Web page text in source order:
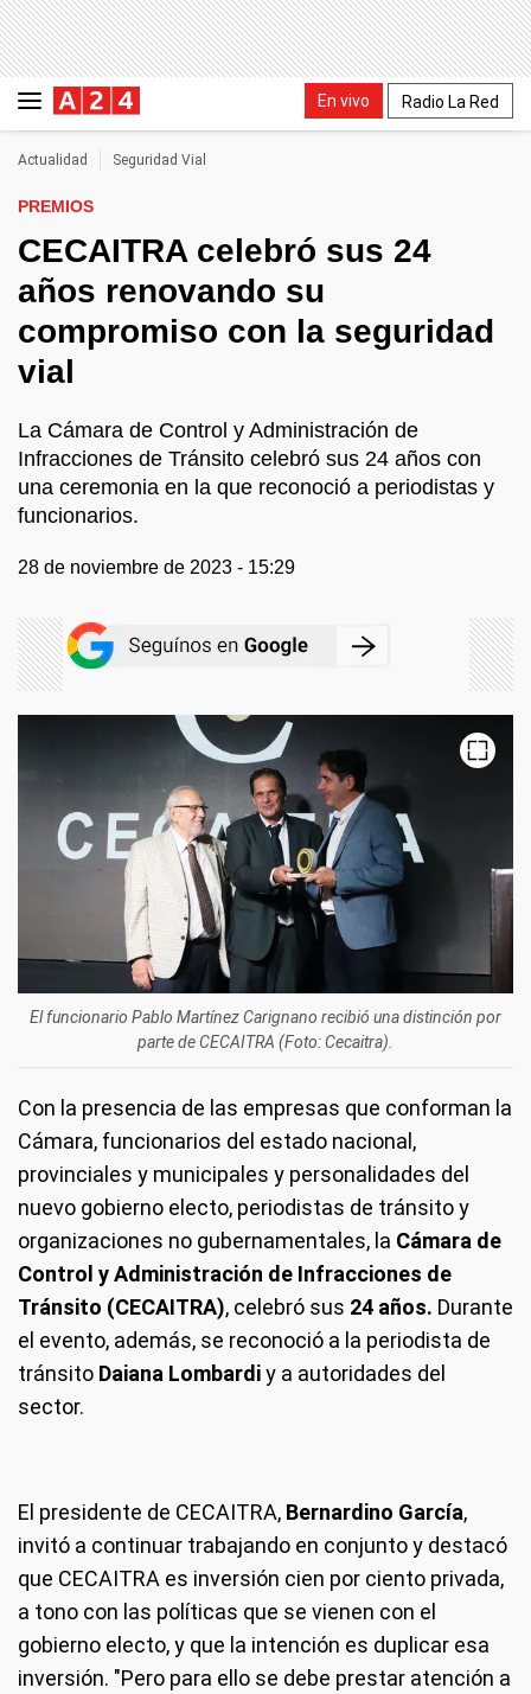
En vivo Radio La Red
Actualidad Seguridad Vial
PREMIOS
CECAITRA celebró sus 24
años renovando su
compromiso con la seguridad
vial
La Cámara de Control y Administración de
Infracciones de Tránsito celebró sus 24 años con
una ceremonia en la que reconoció a periodistas y
funcionarios.
28 de noviembre de 2023 - 15:29
El funcionario Pablo Martínez Carignano recibió una distinción por
parte de CECAITRA (Foto: Cecaitra).
Con la presencia de las empresas que conforman la
Cámara, funcionarios del estado nacional,
provinciales y municipales y personalidades del
nuevo gobierno electo, periodistas de tránsito y
organizaciones no gubernamentales, la Cámara de
Control y Administración de Infracciones de
Tránsito (CECAITRA), celebró sus 24 años. Durante
el evento, además, se reconoció a la periodista de
tránsito Daiana Lombardiy a autoridades del
sector.
El presidente de CECAITRA, Bernardino García,
invitó a continuar trabajando en conjunto y destacó
que CECAITRA es inversión cien por ciento privada,
a tono con las políticas que se vienen con el
gobierno electo, y que la intención es duplicar esa
inversión. "Pero para ello se debe prestar atención a